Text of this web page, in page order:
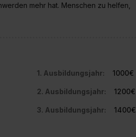
mehr hat. Menschen zu helfen,
1. Ausbildungsjahr: 1000€
2. Ausbildungsjahr: 1200€
3. Ausbildungsjahr: 1400€